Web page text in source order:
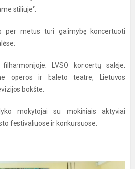
stiliuje“.
per metus turi galimybę koncertuoti
filharmonijoje, LVSO koncertų salėje,
operos ir baleto teatre, Lietuvos
bokšte.
mokytojai su mokiniais aktyviai
festivaliuose ir konkursuose.